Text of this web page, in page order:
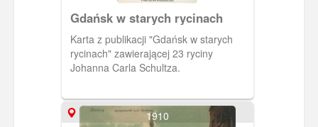
Gdańsk w starych rycinach
Karta z publikacji "Gdańsk w starych
rycinach" zawierającej 23 ryciny
Johanna Carla Schultza.
1910